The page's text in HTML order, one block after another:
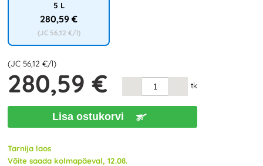
5 L
280,59 €
(JC 56,12 €/l)
(JC 56,12 €/l)
280,59 € tk
Lisa ostukorvi
Tarnija laos
Võite saada kolmapäeval, 12.08.